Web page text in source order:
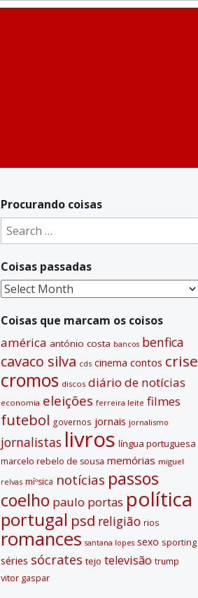
Procurando coisas
Search
for:
Coisas passadas
Coisas
Coisas que marcam os coisos
américa antónio costa bancos benfica
cavaco silva cds cinema contos crise
cromos discos diário de notí­cias
economia eleições ferreira leite filmes
futebol governos jornais jornalismo
jornalistas livros lí­ngua portuguesa
marcelo rebelo de sousa memórias miguel
relvas míºsica notí­cias passos
coelho paulo portas polí­tica
portugal psd religião rios
romances santana lopes sexo sporting
séries sócrates tejo televisão trump
vitor gaspar